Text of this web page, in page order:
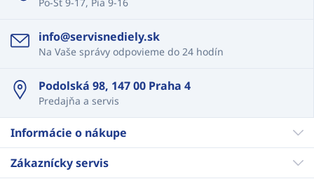
Po-Št 9-17, Pia 9-16
info@servisnediely.sk
Na Vaše správy odpovieme do 24 hodín
Podolská 98, 147 00 Praha 4
Predajňa a servis
Informácie o nákupe
Zákaznícky servis